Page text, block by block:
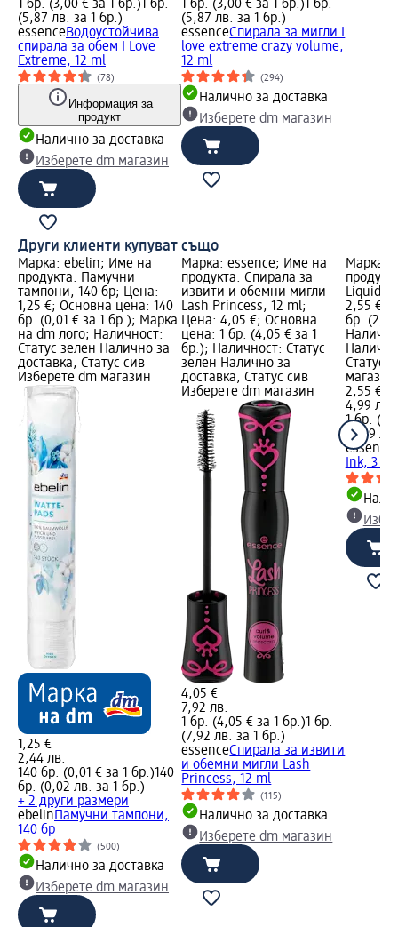
1 бр. (3,00 € за 1 бр.)1 бр.
(5,87 лв. за 1 бр.)
essenceВодоустойчива
спирала за обем I Love
Extreme, 12 ml
(78)
Информация за
продукт
Налично за доставка
Изберете dm магазин
1 бр. (3,00 € за 1 бр.)1 бр.
(5,87 лв. за 1 бр.)
essenceСпирала за мигли I
love extreme crazy volume,
12 ml
(294)
Налично за доставка
Изберете dm магазин
Други клиенти купуват също
Марка: ebelin; Име на
продукта: Памучни
тампони, 140 бр; Цена:
1,25 €; Основна цена: 140
бр. (0,01 € за 1 бр.); Марка
на dm лого; Наличност:
Статус зелен Налично за
доставка, Статус сив
Изберете dm магазин
1,25 €
2,44 лв.
140 бр. (0,01 € за 1 бр.)140
бр. (0,02 лв. за 1 бр.)
+ 2 други размери
ebelinПамучни тампони,
140 бр
(500)
Налично за доставка
Изберете dm магазин
Марка: essence; Име на
продукта: Спирала за
извити и обемни мигли
Lash Princess, 12 ml;
Цена: 4,05 €; Основна
цена: 1 бр. (4,05 € за 1
бр.); Наличност: Статус
зелен Налично за
доставка, Статус сив
Изберете dm магазин
4,05 €
7,92 лв.
1 бр. (4,05 € за 1 бр.)1 бр.
(7,92 лв. за 1 бр.)
essenceСпирала за извити
и обемни мигли Lash
Princess, 12 ml
(115)
Налично за доставка
Изберете dm магазин
Марка:
Liquid
2,55 €;
бр.
Статус
магазин
2,55 €
4,99 лв.
1 бр.
(4,99
essence
Ink, 3 ml